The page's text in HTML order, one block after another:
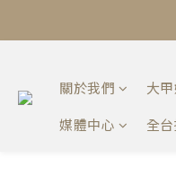
關於我們 大
媒體中心
全